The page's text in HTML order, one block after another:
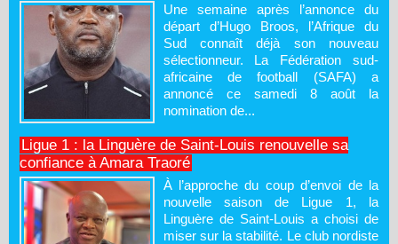
Une semaine après l’annonce du
départ d’Hugo Broos, l’Afrique du
Sud connaît déjà son nouveau
sélectionneur. La Fédération sud-
africaine de football (SAFA) a
annoncé ce samedi 8 août la
nomination de...
Ligue 1 : la Linguère de Saint-Louis renouvelle sa
confiance à Amara Traoré
À l’approche du coup d’envoi de la
nouvelle saison de Ligue 1, la
Linguère de Saint-Louis a choisi de
miser sur la stabilité. Le club nordiste